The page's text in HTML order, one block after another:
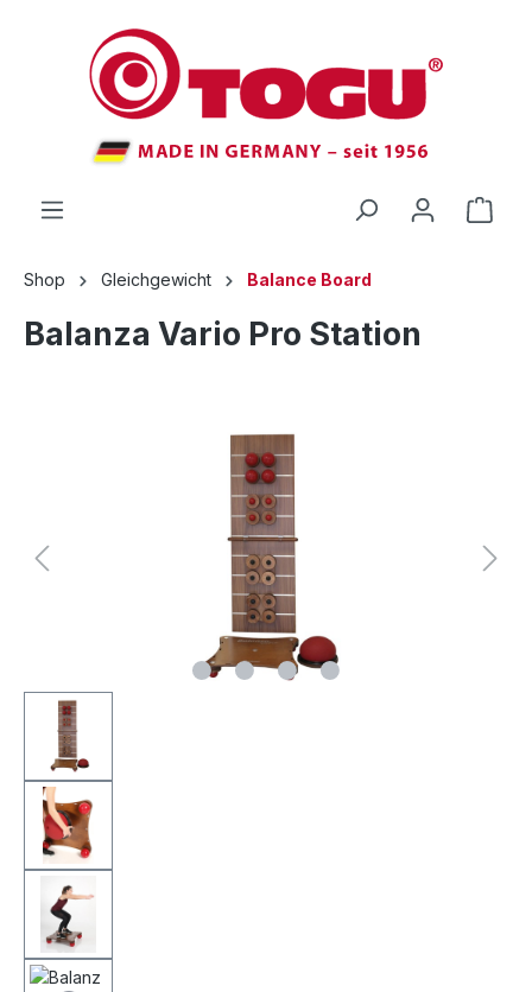
springen
Shop Gleichgewicht Balance Board
Balanza Vario Pro Station